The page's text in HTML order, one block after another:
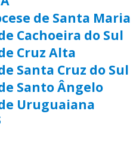
de Santa Maria
Cachoeira do Sul
Cruz Alta
Santa Cruz do Sul
Santo Ângelo
Uruguaiana